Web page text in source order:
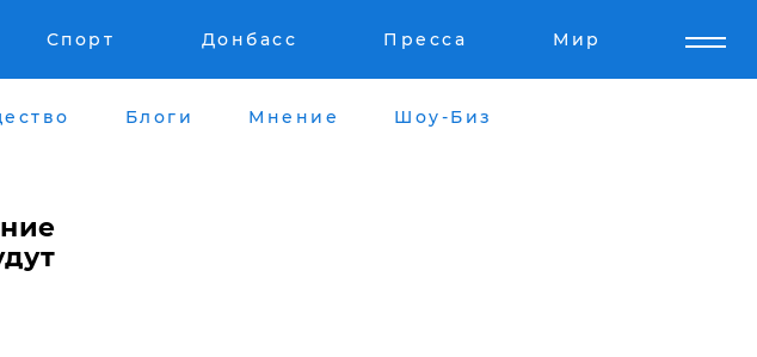
Спорт Донбасс Пресса Мир
Блоги Мнение Шоу-Биз